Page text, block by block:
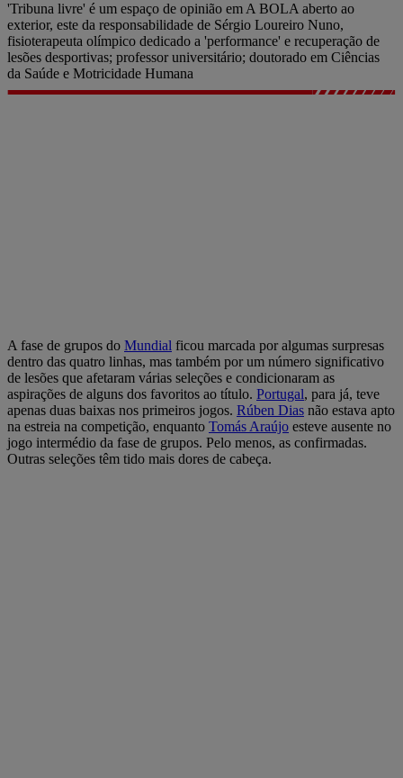
'Tribuna livre' é um espaço de opinião em A BOLA aberto ao
exterior, este da responsabilidade de Sérgio Loureiro Nuno,
fisioterapeuta olímpico dedicado a 'performance' e recuperação de
lesões desportivas; professor universitário; doutorado em Ciências
da Saúde e Motricidade Humana
A fase de grupos do Mundial ficou marcada por algumas surpresas
dentro das quatro linhas, mas também por um número significativo
de lesões que afetaram várias seleções e condicionaram as
aspirações de alguns dos favoritos ao título. Portugal, para já, teve
apenas duas baixas nos primeiros jogos. Rúben Dias não estava apto
na estreia na competição, enquanto Tomás Araújo esteve ausente no
jogo intermédio da fase de grupos. Pelo menos, as confirmadas.
Outras seleções têm tido mais dores de cabeça.